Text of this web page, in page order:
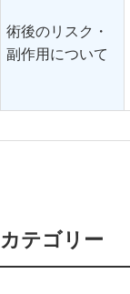
術後のリスク・
副作用について
カテゴリー